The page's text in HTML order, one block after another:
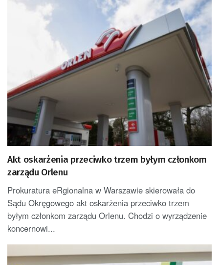
Akt oskarżenia przeciwko trzem byłym członkom
zarządu Orlenu
Prokuratura eRgionalna w Warszawie skierowała do
Sądu Okręgowego akt oskarżenia przeciwko trzem
byłym członkom zarządu Orlenu. Chodzi o wyrządzenie
koncernowi...